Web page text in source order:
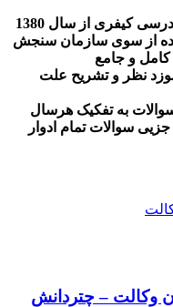
گرداوری 20 دوره سوالات ایین دادرسی کیفری از سال 1380
کامل و جامع
نظر و تشریح علت
به تفکیک هرسال
سوالات تمام ادوار